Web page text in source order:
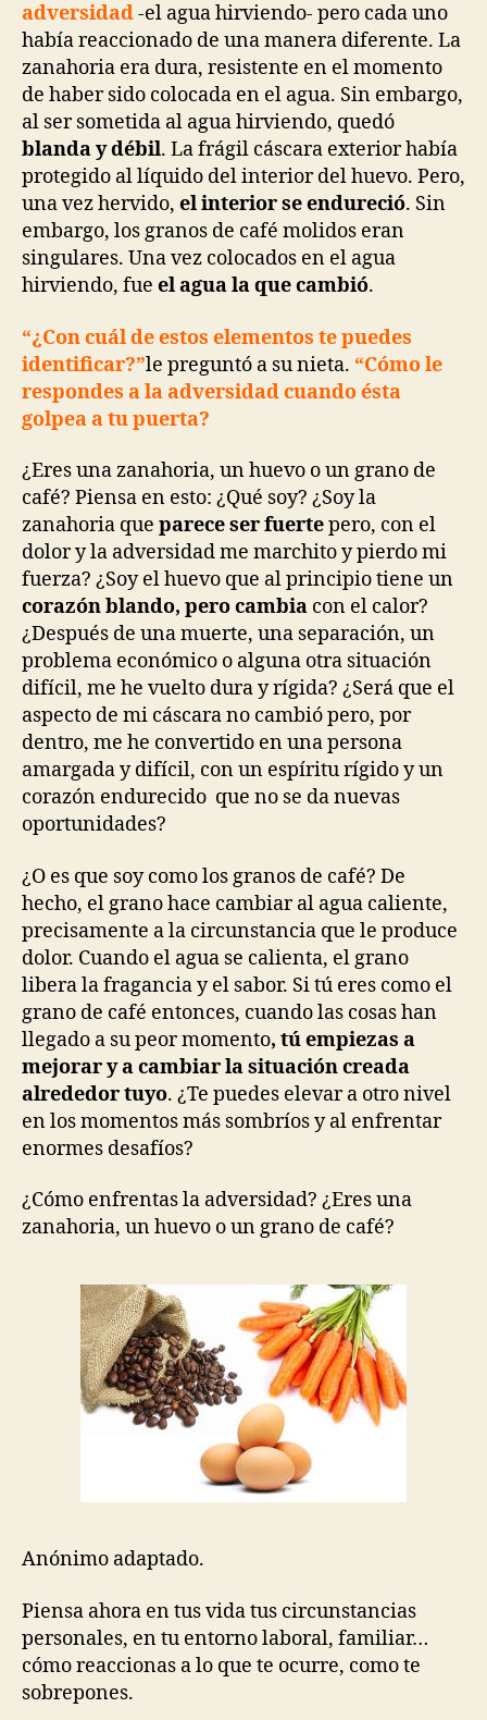
adversidad-el agua hirviendo- pero cada uno
había reaccionado de una manera diferente. La
zanahoria era dura, resistente en el momento
de haber sido colocada en el agua. Sin embargo,
al ser sometida al agua hirviendo, quedó
blanda y débil. La frágil cáscara exterior había
protegido al líquido del interior del huevo. Pero,
una vez hervido, el interior se endureció. Sin
embargo, los granos de café molidos eran
singulares. Una vez colocados en el agua
hirviendo, fue el agua la que cambió.
“¿Con cuál de estos elementos te puedes
identificar?”le preguntó a su nieta. “Cómo le
respondes a la adversidad cuando ésta
golpea a tu puerta?
¿Eres una zanahoria, un huevo o un grano de
café? Piensa en esto: ¿Qué soy? ¿Soy la
zanahoria que parece ser fuertepero, con el
dolor y la adversidad me marchito y pierdo mi
fuerza? ¿Soy el huevo que al principio tiene un
corazón blando, pero cambia con el calor?
¿Después de una muerte, una separación, un
problema económico o alguna otra situación
difícil, me he vuelto dura y rígida? ¿Será que el
aspecto de mi cáscara no cambió pero, por
dentro, me he convertido en una persona
amargada y difícil, con un espíritu rígido y un
corazón endurecido que no se da nuevas
oportunidades?
¿O es que soy como los granos de café? De
hecho, el grano hace cambiar al agua caliente,
precisamente a la circunstancia que le produce
dolor. Cuando el agua se calienta, el grano
libera la fragancia y el sabor. Si tú eres como el
grano de café entonces, cuando las cosas han
llegado a su peor momento, tú empiezas a
mejorar y a cambiar la situación creada
alrededor tuyo. ¿Te puedes elevar a otro nivel
en los momentos más sombríos y al enfrentar
enormes desafíos?
¿Cómo enfrentas la adversidad? ¿Eres una
zanahoria, un huevo o un grano de café?
Anónimo adaptado.
Piensa ahora en tus vida tus circunstancias
personales, en tu entorno laboral, familiar…
cómo reaccionas a lo que te ocurre, como te
sobrepones.